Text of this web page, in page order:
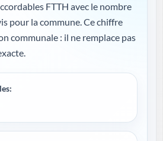
FTTH avec le nombre
pour la commune. Ce chiffre